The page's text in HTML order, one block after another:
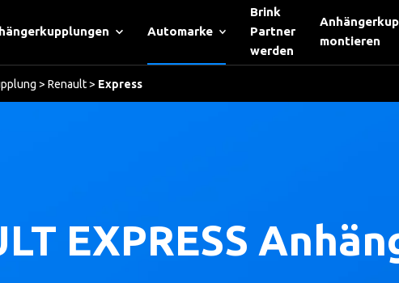
Automarke
Brink
Partner
werden
montieren
> Renault > Express
EXPRESS